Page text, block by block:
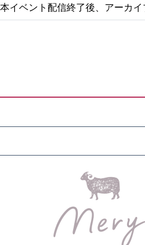
本イベント配信終了後、アーカ